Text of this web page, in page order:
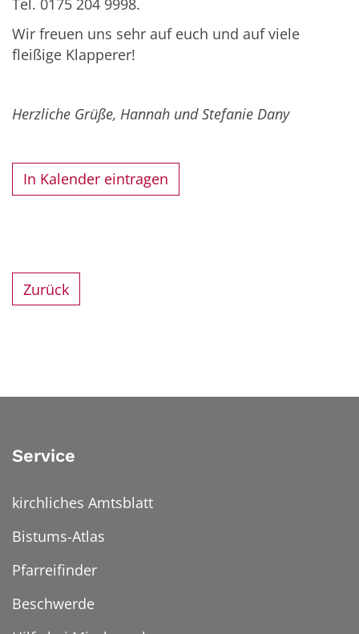
Tel. 0175 204 9998.
Wir freuen uns sehr auf euch und auf viele
fleißige Klapperer!
Herzliche Grüße, Hannah und Stefanie Dany
In Kalender eintragen
Zurück
Service
kirchliches Amtsblatt
Bistums-Atlas
Pfarreifinder
Beschwerde